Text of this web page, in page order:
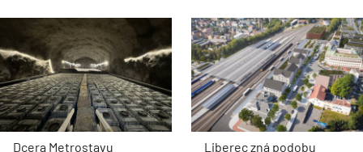
Dcera Metrostavu
Liberec zná podobu